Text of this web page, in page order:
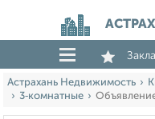
Астрахань Недвижимость
3‑комнатные